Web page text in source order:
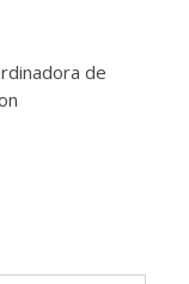
de